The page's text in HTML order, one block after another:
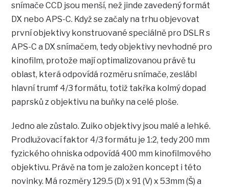
snímače CCD jsou menší, než jinde zavedený formát
DX nebo APS-C. Když se začaly na trhu objevovat
první objektivy konstruované speciálně pro DSLR s
APS-C a DX snímačem, tedy objektivy nevhodné pro
kinofilm, protože mají optimalizovanou právě tu
oblast, která odpovídá rozměru snímače, zeslábl
hlavní trumf 4/3 formátu, totiž takřka kolmý dopad
paprsků z objektivu na buňky na celé ploše.
Jedno ale zůstalo. Zuiko objektivy jsou malé a lehké.
Prodlužovací faktor 4/3 formátu je 1:2, tedy 200 mm
fyzického ohniska odpovídá 400 mm kinofilmového
objektivu. Právě na tom je založen koncept i této
novinky. Má rozměry 129.5 (D) x 91 (V) x 53mm (Š) a